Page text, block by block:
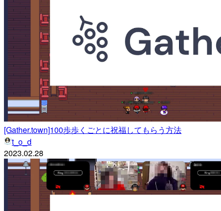
[Gather.town]100歩歩くごとに祝福してもらう方法
t_o_d
2023.02.28